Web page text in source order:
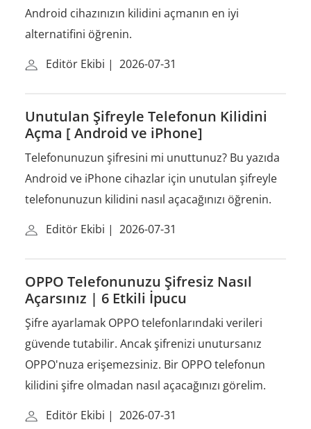
Android cihazınızın kilidini açmanın en iyi
alternatifini öğrenin.
Editör Ekibi | 2026-07-31
Unutulan Şifreyle Telefonun Kilidini
Açma [ Android ve iPhone]
Telefonunuzun şifresini mi unuttunuz? Bu yazıda
Android ve iPhone cihazlar için unutulan şifreyle
telefonunuzun kilidini nasıl açacağınızı öğrenin.
Editör Ekibi | 2026-07-31
OPPO Telefonunuzu Şifresiz Nasıl
Açarsınız | 6 Etkili İpucu
Şifre ayarlamak OPPO telefonlarındaki verileri
güvende tutabilir. Ancak şifrenizi unutursanız
OPPO'nuza erişemezsiniz. Bir OPPO telefonun
kilidini şifre olmadan nasıl açacağınızı görelim.
Editör Ekibi | 2026-07-31